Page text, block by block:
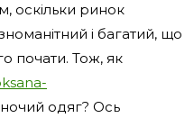
оскільки ринок
і багатий, що
почати. Тож, як
одяг? Ось